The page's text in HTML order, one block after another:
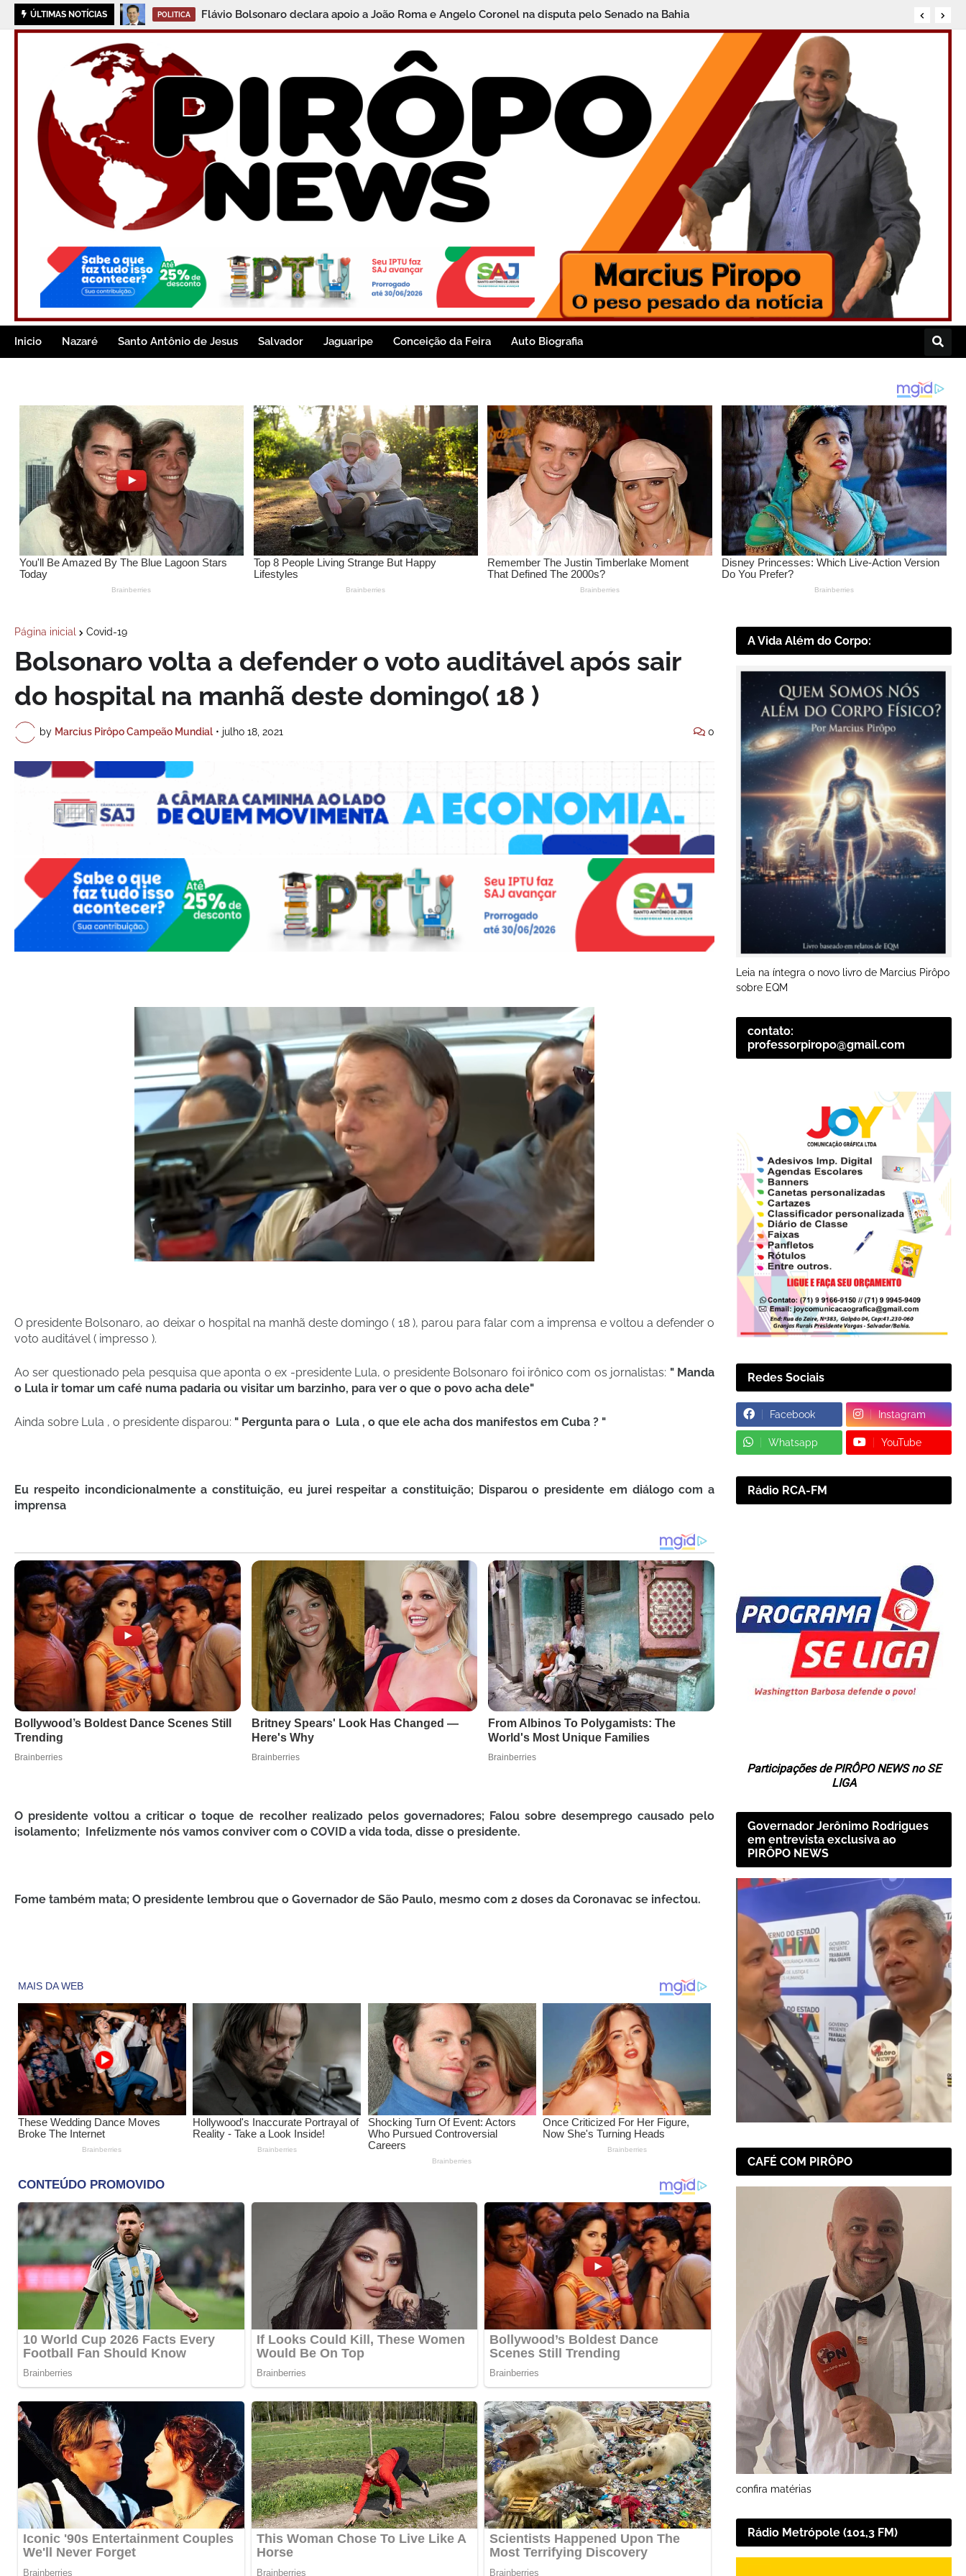
ÚLTIMAS NOTÍCIAS POLITICA Flávio Bolsonaro declara apoio a João Roma e Angelo Coronel na disputa pelo Senado na Bahia
Inicio Nazaré Santo Antônio de Jesus Salvador Jaguaripe Conceição da Feira Auto Biografia
Página inicial Covid-19
Bolsonaro volta a defender o voto auditável após sair
do hospital na manhã deste domingo( 18 )
by Marcius Pirôpo Campeão Mundial • julho 18, 2021 0
O presidente Bolsonaro, ao deixar o hospital na manhã deste domingo ( 18 ), parou para falar com a imprensa e voltou a defender o
voto auditável ( impresso ).
Ao ser questionado pela pesquisa que aponta o ex -presidente Lula, o presidente Bolsonaro foi irônico com os jornalistas: " Manda
o Lula ir tomar um café numa padaria ou visitar um barzinho, para ver o que o povo acha dele"
Ainda sobre Lula , o presidente disparou: " Pergunta para o Lula , o que ele acha dos manifestos em Cuba ? "
Eu respeito incondicionalmente a constituição, eu jurei respeitar a constituição; Disparou o presidente em diálogo com a
imprensa
O presidente voltou a criticar o toque de recolher realizado pelos governadores; Falou sobre desemprego causado pelo
isolamento; Infelizmente nós vamos conviver com o COVID a vida toda, disse o presidente.
Fome também mata; O presidente lembrou que o Governador de São Paulo, mesmo com 2 doses da Coronavac se infectou.
A Vida Além do Corpo:
Leia na íntegra o novo livro de Marcius Pirôpo
sobre EQM
contato:
professorpiropo@gmail.com
Redes Sociais
Facebook Instagram
Whatsapp YouTube
Rádio RCA-FM
Participações de PIRÔPO NEWS no SE
LIGA
Governador Jerônimo Rodrigues
em entrevista exclusiva ao
PIRÔPO NEWS
CAFÉ COM PIRÔPO
confira matérias
Rádio Metrópole (101,3 FM)